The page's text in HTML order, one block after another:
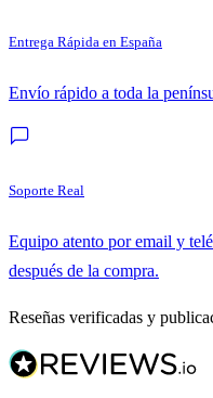
Entrega Rápida en España
Envío rápido a toda la
Soporte Real
Equipo atento por email y
después de la compra.
Reseñas verificadas y